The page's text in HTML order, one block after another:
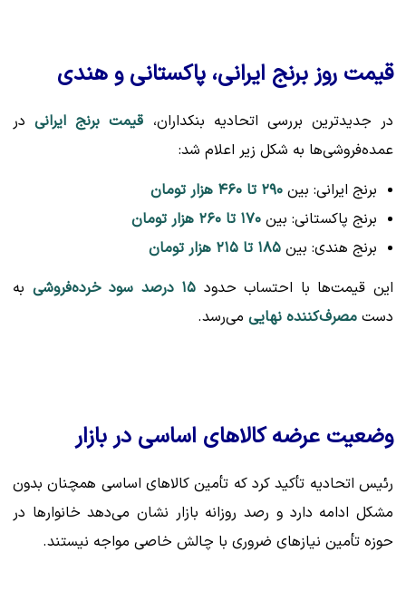
قیمت روز برنج ایرانی، پاکستانی و هندی
در جدیدترین بررسی اتحادیه بنکداران، قیمت برنج ایرانیدر
عمده‌فروشی‌ها به شکل زیر اعلام شد:
برنج ایرانی: بین ۲۹۰ تا ۴۶۰ هزار تومان
برنج پاکستانی: بین ۱۷۰ تا ۲۶۰ هزار تومان
برنج هندی: بین ۱۸۵ تا ۲۱۵ هزار تومان
این قیمت‌ها با احتساب حدود ۱۵ درصد سود خرده‌فروشی
به
دست مصرف‌کننده نهایی می‌رسد.
وضعیت عرضه کالاهای اساسی در بازار
رئیس اتحادیه تأکید کرد که تأمین کالاهای اساسی همچنان بدون
مشکل ادامه دارد و رصد روزانه بازار نشان می‌دهد خانوارها در
حوزه تأمین نیازهای ضروری با چالش خاصی مواجه نیستند.